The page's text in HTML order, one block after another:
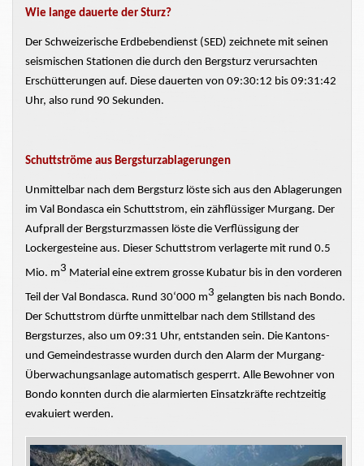
Wie lange dauerte der Sturz?
Der Schweizerische Erdbebendienst (SED) zeichnete mit seinen
seismischen Stationen die durch den Bergsturz verursachten
Erschütterungen auf. Diese dauerten von 09:30:12 bis 09:31:42
Uhr, also rund 90 Sekunden.
Schuttströme aus Bergsturzablagerungen
Unmittelbar nach dem Bergsturz löste sich aus den Ablagerungen
im Val Bondasca ein Schuttstrom, ein zähflüssiger Murgang. Der
Aufprall der Bergsturzmassen löste die Verflüssigung der
Lockergesteine aus. Dieser Schuttstrom verlagerte mit rund 0.5
Mio. m3 Material eine extrem grosse Kubatur bis in den vorderen
Teil der Val Bondasca. Rund 30‘000 m3 gelangten bis nach Bondo.
Der Schuttstrom dürfte unmittelbar nach dem Stillstand des
Bergsturzes, also um 09:31 Uhr, entstanden sein. Die Kantons-
und Gemeindestrasse wurden durch den Alarm der Murgang-
Überwachungsanlage automatisch gesperrt. Alle Bewohner von
Bondo konnten durch die alarmierten Einsatzkräfte rechtzeitig
evakuiert werden.